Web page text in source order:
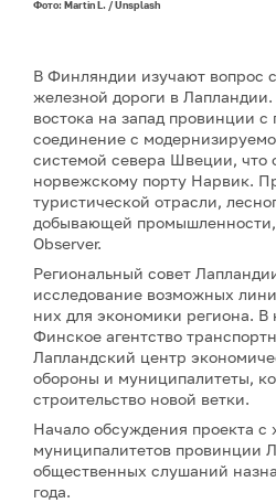
Фото: Martin L. / Unsplash
В Финляндии изучают вопрос
железной дороги в
востока на запад провинции с
соединение с
системой севера Швеции, что
норвежскому порту Нарвик.
туристической отрасли,
добывающей промышленности,
Observer.
Региональный совет
исследование возможных
них для экономики региона. В
Финское агентство
Лапландский центр
обороны и муниципалитеты,
строительство новой ветки.
Начало обсуждения проекта с
муниципалитетов провинции
общественных слушаний
года.